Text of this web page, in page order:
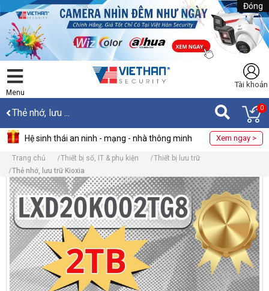
Đóng
Menu
Tài khoản
Thẻ nhớ, lưu ... 0
Hệ sinh thái an ninh - mạng - nhà thông minh Xem ngay >
Trang chủ Thiết bị số, IT & phụ kiện
Thiết bị lưu trữ
Thẻ nhớ, lưu trữ Kioxia